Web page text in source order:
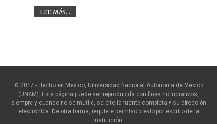
LEE MÁS...
© 2017 - Hecho en México, Universidad Nacional Autónoma de México
(UNAM). Esta página puede ser reproducida con fines no lucrativos,
siempre y cuando no se mutile, se cite la fuente completa y su dirección
electrónica. De otra forma, requiere permiso previo por escrito de la
institución.